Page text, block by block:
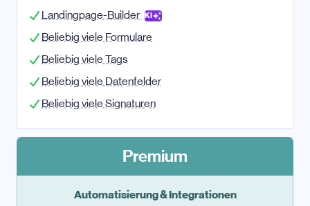
Landingpage-Builder KI
Beliebig viele Formulare
Beliebig viele Tags
Beliebig viele Datenfelder
Beliebig viele Signaturen
Premium
Automatisierung & Integrationen